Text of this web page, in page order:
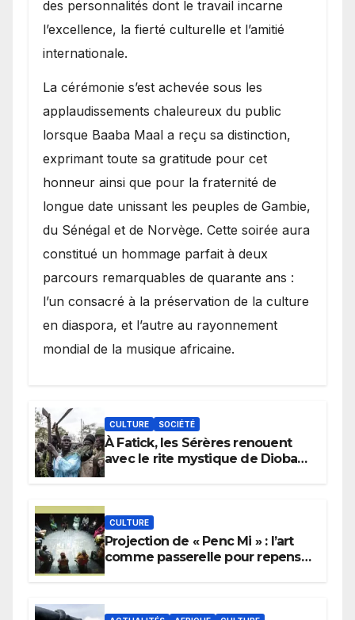
des personnalités dont le travail incarne
l’excellence, la fierté culturelle et l’amitié
internationale.
​La cérémonie s’est achevée sous les
applaudissements chaleureux du public
lorsque Baaba Maal a reçu sa distinction,
exprimant toute sa gratitude pour cet
honneur ainsi que pour la fraternité de
longue date unissant les peuples de Gambie,
du Sénégal et de Norvège. Cette soirée aura
constitué un hommage parfait à deux
parcours remarquables de quarante ans :
l’un consacré à la préservation de la culture
en diaspora, et l’autre au rayonnement
mondial de la musique africaine.
CULTURE SOCIÉTÉ
À Fatick, les Sérères renouent
avec le rite mystique de Diobaye
CULTURE
Projection de « Penc Mi » : l’art
comme passerelle pour repenser